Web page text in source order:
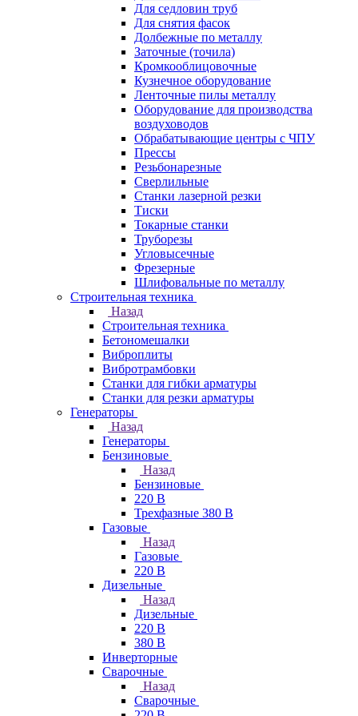
Для седловин труб
Для снятия фасок
Долбежные по металлу
Заточные (точила)
Кромкооблицовочные
Кузнечное оборудование
Ленточные пилы металлу
Оборудование для производства
воздуховодов
Обрабатывающие центры с ЧПУ
Прессы
Резьбонарезные
Сверлильные
Станки лазерной резки
Тиски
Токарные станки
Труборезы
Угловысечные
Фрезерные
Шлифовальные по металлу
Строительная техника
Назад
Строительная техника
Бетономешалки
Виброплиты
Вибротрамбовки
Станки для гибки арматуры
Станки для резки арматуры
Генераторы
Назад
Генераторы
Бензиновые
Назад
Бензиновые
220 В
Трехфазные 380 В
Газовые
Назад
Газовые
220 В
Дизельные
Назад
Дизельные
220 В
380 В
Инверторные
Сварочные
Назад
Сварочные